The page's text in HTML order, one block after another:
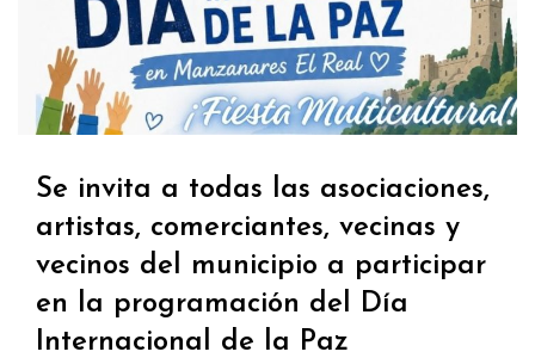
Se invita a todas las asociaciones,
artistas, comerciantes, vecinas y
vecinos del municipio a participar
en la programación del Día
Internacional de la Paz